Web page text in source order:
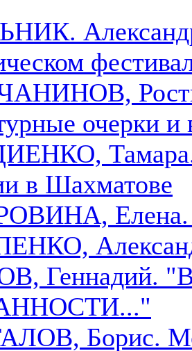
очерки и
Тамара.
в Шахматове
Геннадий.
Борис.